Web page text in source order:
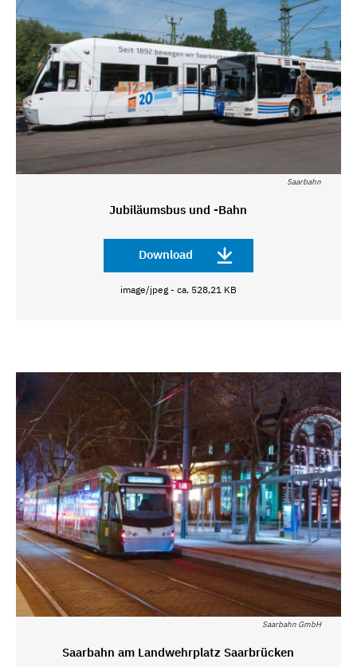
Saarbahn
Jubiläumsbus und -Bahn
Download
image/jpeg - ca. 528,21 KB
Saarbahn GmbH
Saarbahn am Landwehrplatz Saarbrücken